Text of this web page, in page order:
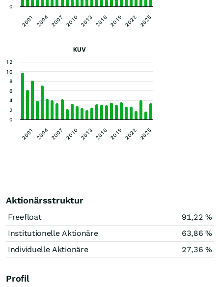
2001 2004 2007 2010 2013 2016 2019 2022 2025
0
KUV
2001 2004 2007 2010 2013 2016 2019 2022 2025
0
2
4
6
8
10
12
Aktionärsstruktur
Freefloat
91,22 %
Institutionelle Aktionäre
63,86 %
Individuelle Aktionäre
27,36 %
Profil